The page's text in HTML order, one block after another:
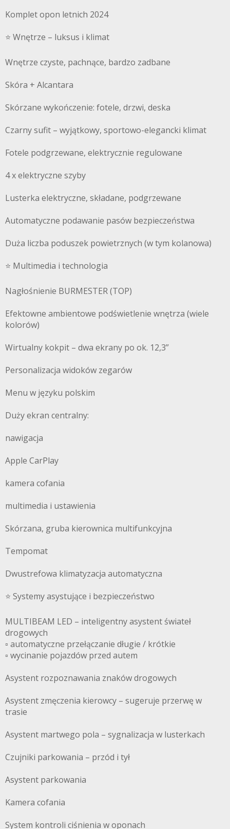
Komplet opon letnich 2024
⭐️ Wnętrze – luksus i klimat
Wnętrze czyste, pachnące, bardzo zadbane
Skóra + Alcantara
Skórzane wykończenie: fotele, drzwi, deska
Czarny sufit – wyjątkowy, sportowo-elegancki klimat
Fotele podgrzewane, elektrycznie regulowane
4 x elektryczne szyby
Lusterka elektryczne, składane, podgrzewane
Automatyczne podawanie pasów bezpieczeństwa
Duża liczba poduszek powietrznych (w tym kolanowa)
⭐️ Multimedia i technologia
Nagłośnienie BURMESTER (TOP)
Efektowne ambientowe podświetlenie wnętrza (wiele
kolorów)
Wirtualny kokpit – dwa ekrany po ok. 12,3”
Personalizacja widoków zegarów
Menu w języku polskim
Duży ekran centralny:
nawigacja
Apple CarPlay
kamera cofania
multimedia i ustawienia
Skórzana, gruba kierownica multifunkcyjna
Tempomat
Dwustrefowa klimatyzacja automatyczna
⭐️ Systemy asystujące i bezpieczeństwo
MULTIBEAM LED – inteligentny asystent świateł
drogowych
▫️ automatyczne przełączanie długie / krótkie
▫️ wycinanie pojazdów przed autem
Asystent rozpoznawania znaków drogowych
Asystent zmęczenia kierowcy – sugeruje przerwę w
trasie
Asystent martwego pola – sygnalizacja w lusterkach
Czujniki parkowania – przód i tył
Asystent parkowania
Kamera cofania
System kontroli ciśnienia w oponach